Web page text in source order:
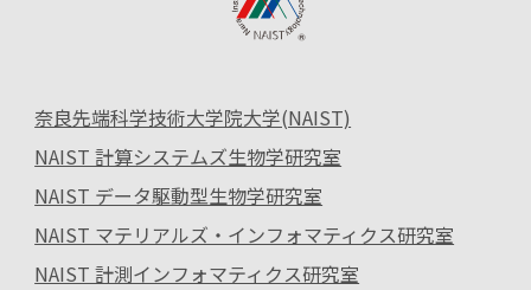
奈良先端科学技術大学院大学(NAIST)
NAIST 計算システムズ生物学研究室
NAIST データ駆動型生物学研究室
NAIST マテリアルズ・インフォマティクス研究室
NAIST 計測インフォマティクス研究室